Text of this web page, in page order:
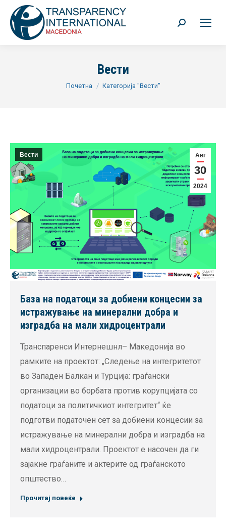
Search:
Вести
You are here:
Почетна Категорија "Вести"
Авг
30
2024
Вести
База на податоци за добиени концесии за
истражување на минерални добра и
изградба на мали хидроцентрали
Транспаренси Интернешнл– Македонија во
рамките на проектот: „Следење на интегритетот
во Западен Балкан и Турција: граѓански
организации во борбата против корупцијата со
податоци за политичкиот интегритет“ ќе
подготви податочен сет за добиени концесии за
истражување на минерални добра и изградба на
мали хидроцентрали. Проектот е насочен да ги
зајакне граѓаните и актерите од граѓанското
општество…
Прочитај повеќе